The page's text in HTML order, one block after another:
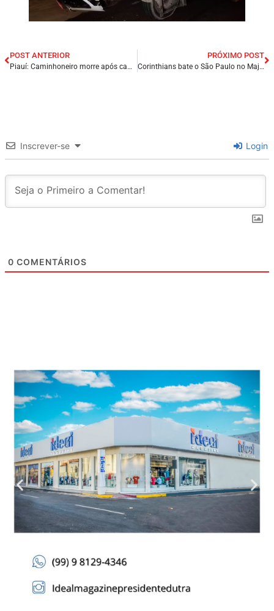
POST ANTERIOR
Piauí: Caminhoneiro morre após caminhão carregado de mamão capotar na BR-402.
PRÓXIMO POST
Corinthians bate o São Paulo no Majestoso mas segue na luta contra o Z-4.
Inscrever-se Login
0 COMENTÁRIOS